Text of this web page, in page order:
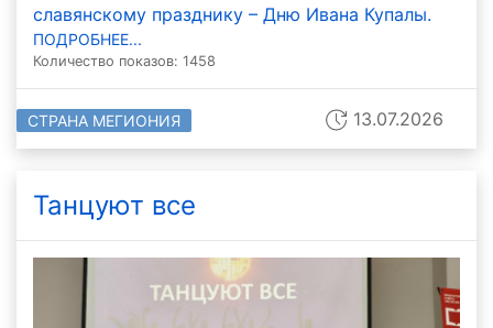
славянскому празднику – Дню Ивана Купалы.
ПОДРОБНЕЕ...
Количество показов: 1458
СТРАНА МЕГИОНИЯ 13.07.2026
Танцуют все